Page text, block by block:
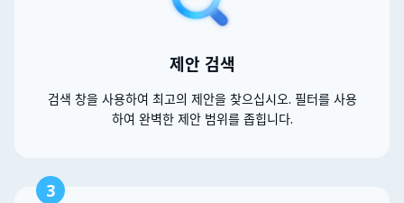
제안 검색
검색 창을 사용하여 최고의 제안을 찾으십시오. 필터를 사용
하여 완벽한 제안 범위를 좁힙니다.
3